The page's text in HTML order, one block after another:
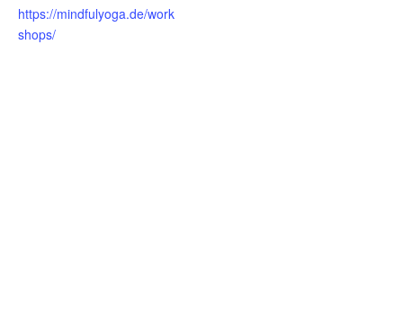
https://mindfulyoga.de/work
shops/